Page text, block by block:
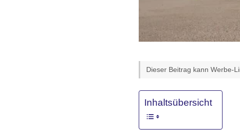
Dieser Beitrag kann Werbe-
Inhaltsübersicht